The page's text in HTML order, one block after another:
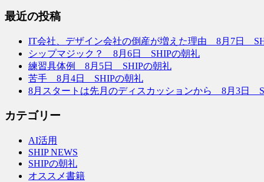
最近の投稿
IT会社、デザイン会社の倒産が増えた理由 8月7日
シップマジック？ 8月6日 SHIPの朝礼
練習具体例 8月5日 SHIPの朝礼
苦手 8月4日 SHIPの朝礼
8月スタートは先月のディスカッションから 8月3日
カテゴリー
AI活用
SHIP NEWS
SHIPの朝礼
オススメ書籍